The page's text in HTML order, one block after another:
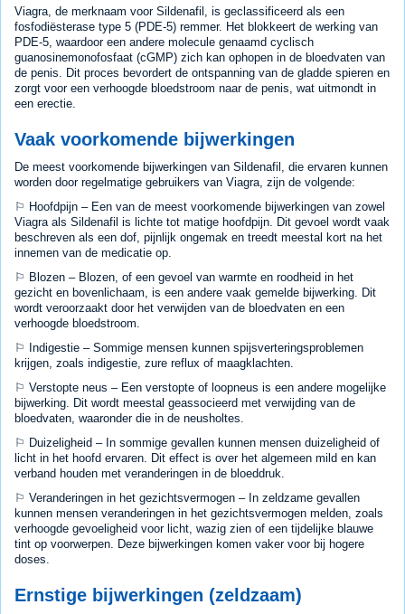
Viagra, de merknaam voor Sildenafil, is geclassificeerd als een
fosfodiësterase type 5 (PDE-5) remmer. Het blokkeert de werking van
PDE-5, waardoor een andere molecule genaamd cyclisch
guanosinemonofosfaat (cGMP) zich kan ophopen in de bloedvaten van
de penis. Dit proces bevordert de ontspanning van de gladde spieren en
zorgt voor een verhoogde bloedstroom naar de penis, wat uitmondt in
een erectie.
Vaak voorkomende bijwerkingen
De meest voorkomende bijwerkingen van Sildenafil, die ervaren kunnen
worden door regelmatige gebruikers van Viagra, zijn de volgende:
⚐ Hoofdpijn – Een van de meest voorkomende bijwerkingen van zowel
Viagra als Sildenafil is lichte tot matige hoofdpijn. Dit gevoel wordt vaak
beschreven als een dof, pijnlijk ongemak en treedt meestal kort na het
innemen van de medicatie op.
⚐ Blozen – Blozen, of een gevoel van warmte en roodheid in het
gezicht en bovenlichaam, is een andere vaak gemelde bijwerking. Dit
wordt veroorzaakt door het verwijden van de bloedvaten en een
verhoogde bloedstroom.
⚐ Indigestie – Sommige mensen kunnen spijsverteringsproblemen
krijgen, zoals indigestie, zure reflux of maagklachten.
⚐ Verstopte neus – Een verstopte of loopneus is een andere mogelijke
bijwerking. Dit wordt meestal geassocieerd met verwijding van de
bloedvaten, waaronder die in de neusholtes.
⚐ Duizeligheid – In sommige gevallen kunnen mensen duizeligheid of
licht in het hoofd ervaren. Dit effect is over het algemeen mild en kan
verband houden met veranderingen in de bloeddruk.
⚐ Veranderingen in het gezichtsvermogen – In zeldzame gevallen
kunnen mensen veranderingen in het gezichtsvermogen melden, zoals
verhoogde gevoeligheid voor licht, wazig zien of een tijdelijke blauwe
tint op voorwerpen. Deze bijwerkingen komen vaker voor bij hogere
doses.
Ernstige bijwerkingen (zeldzaam)